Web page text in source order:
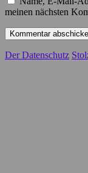
meinen nächsten
Der Datenschutz